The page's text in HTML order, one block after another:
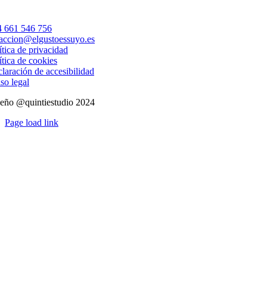
661 546 756
de privacidad
de cookies
de accesibilidad
legal
@quintiestudio 2024
Page load link